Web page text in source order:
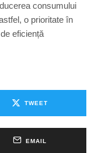
consumului
o prioritate în
eficiență
TWEET
EMAIL